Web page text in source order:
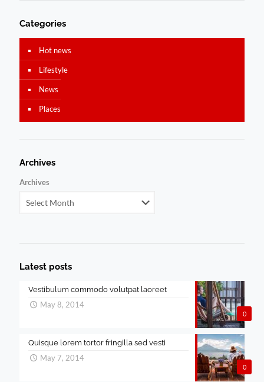
Categories
Hot news
Lifestyle
News
Places
Archives
Archives
Latest posts
0
Vestibulum commodo volutpat laoreet
May 8, 2014
0
Quisque lorem tortor fringilla sed vesti
May 7, 2014